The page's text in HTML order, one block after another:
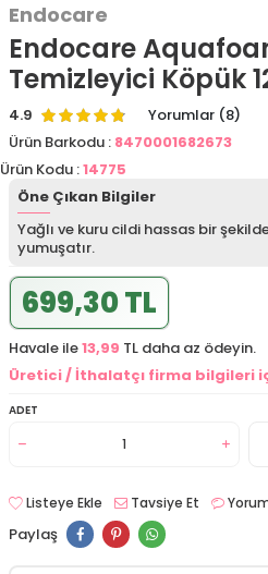
Endocare
Endocare
Temizleyici Köpük
4.9
Yorumlar (8)
Ürün Barkodu : 8470001682673
Ürün Kodu :14775
Öne Çıkan Bilgiler
Yağlı ve kuru cildi hassas bir
yumuşatır.
699,30 TL
Havale ile13,99 TL daha az ödeyin.
Üretici / İthalatçı firma bilgileri
ADET
Listeye Ekle Tavsiye Et
Paylaş